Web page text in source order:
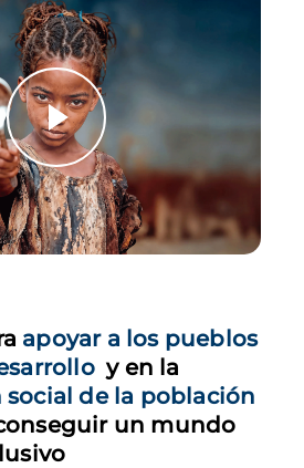
apoyar a los pueblos
y en la
de la población
un mundo